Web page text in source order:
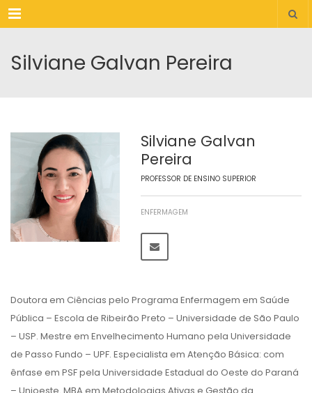
Menu
Silviane Galvan Pereira
Silviane Galvan
Pereira
PROFESSOR DE ENSINO SUPERIOR
ENFERMAGEM
Doutora em Ciências pelo Programa Enfermagem em Saúde
Pública – Escola de Ribeirão Preto – Universidade de São Paulo
– USP. Mestre em Envelhecimento Humano pela Universidade
de Passo Fundo – UPF. Especialista em Atenção Básica: com
ênfase em PSF pela Universidade Estadual do Oeste do Paraná